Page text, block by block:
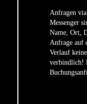
Anfragen
Messenger
Name, Ort,
Anfrage auf
Verlauf
verbindlich!